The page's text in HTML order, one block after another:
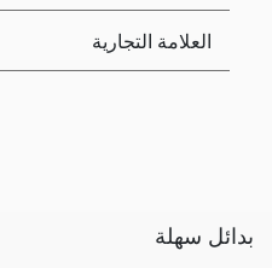
العلامة التجارية
بدائل سهلة